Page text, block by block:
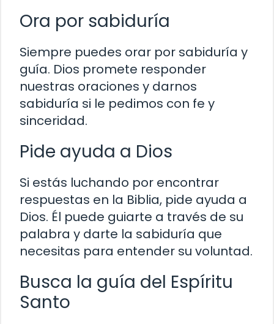
Ora por sabiduría
Siempre puedes orar por sabiduría y
guía. Dios promete responder
nuestras oraciones y darnos
sabiduría si le pedimos con fe y
sinceridad.
Pide ayuda a Dios
Si estás luchando por encontrar
respuestas en la Biblia, pide ayuda a
Dios. Él puede guiarte a través de su
palabra y darte la sabiduría que
necesitas para entender su voluntad.
Busca la guía del Espíritu
Santo